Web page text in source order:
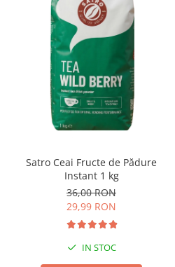
Satro Ceai Fructe de Pădure
Instant 1 kg
36,00 RON
29,99 RON
IN STOC